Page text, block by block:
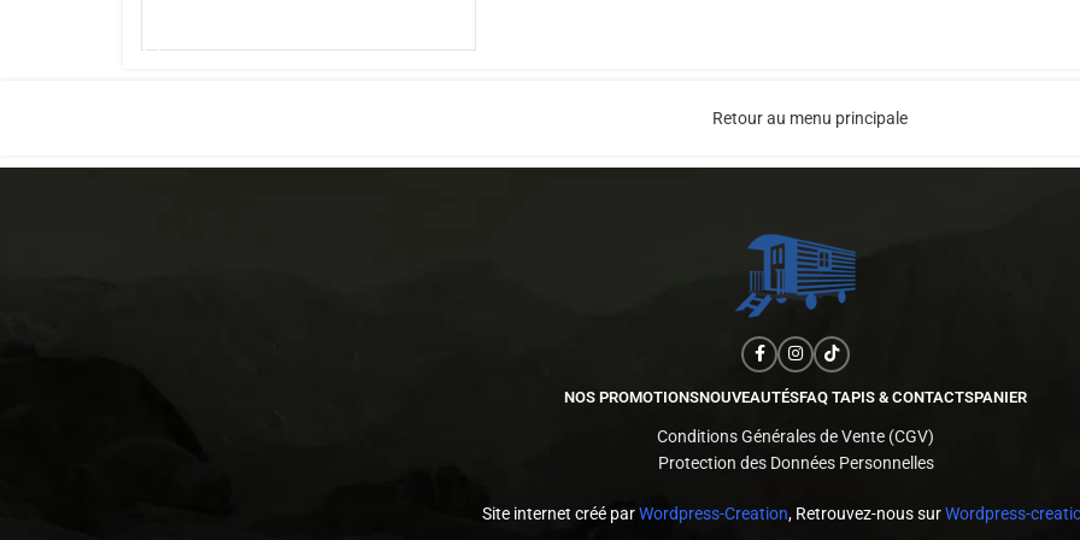
Retour au menu principale
NOS PROMOTIONSNOUVEAUTÉSFAQ TAPIS & CONTACTSPANIER
Conditions Générales de Vente (CGV)
Protection des Données Personnelles
Site internet créé parWordpress-Creation, Retrouvez-nous surWordpress-